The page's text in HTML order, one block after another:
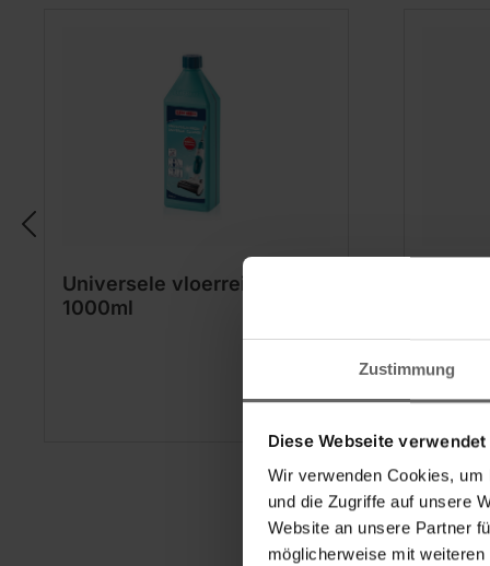
Zustimmung
Diese Webseite
Wir verwenden Cookies,
und die Zugriffe auf unsere
Website an unsere Partner
möglicherweise mit
Universele vloerreiniger
1000ml